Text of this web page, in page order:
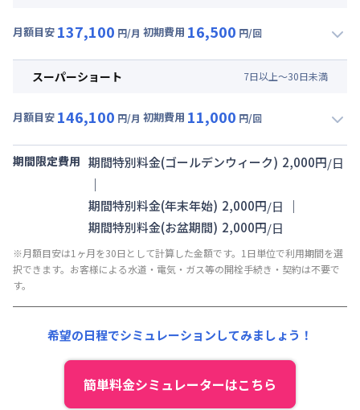
光熱費他 : 21,000円/月 (700円/日) (税抜)
その他費用 :
月額目安 137,100 円/月 初期費用 16,500 円/回
月額賃料目安(30日利用)
光熱費他 : 21,000円/月 (700円/日) (税抜)
その他費用 :
15,000円/月 (500円/日)
スーパーショート 7日以上～30日未満
月額目安 146,100 円/月 初期費用 11,000 円/回
月額賃料目安(30日利用)
108,000円/月 (3,600円/日)
21,000円/月 (700円/日) (税抜)
10,000円/回 (税抜)
その他費用 :
管理費: 15,000円/月 (500円/日)
期間限定費用 期間特別料金(ゴールデンウィーク) 2,000円/日
｜
期間特別料金(年末年始) 2,000円/日 ｜
期間特別料金(お盆期間) 2,000円/日
※月額目安は1ヶ月を30日として計算した金額です。1日単位で利用期間を選
択できます。お客様による水道・電気・ガス等の開栓手続き・契約は不要で
す。
希望の日程でシミュレーションしてみましょう！
簡単料金シミュレーターはこちら